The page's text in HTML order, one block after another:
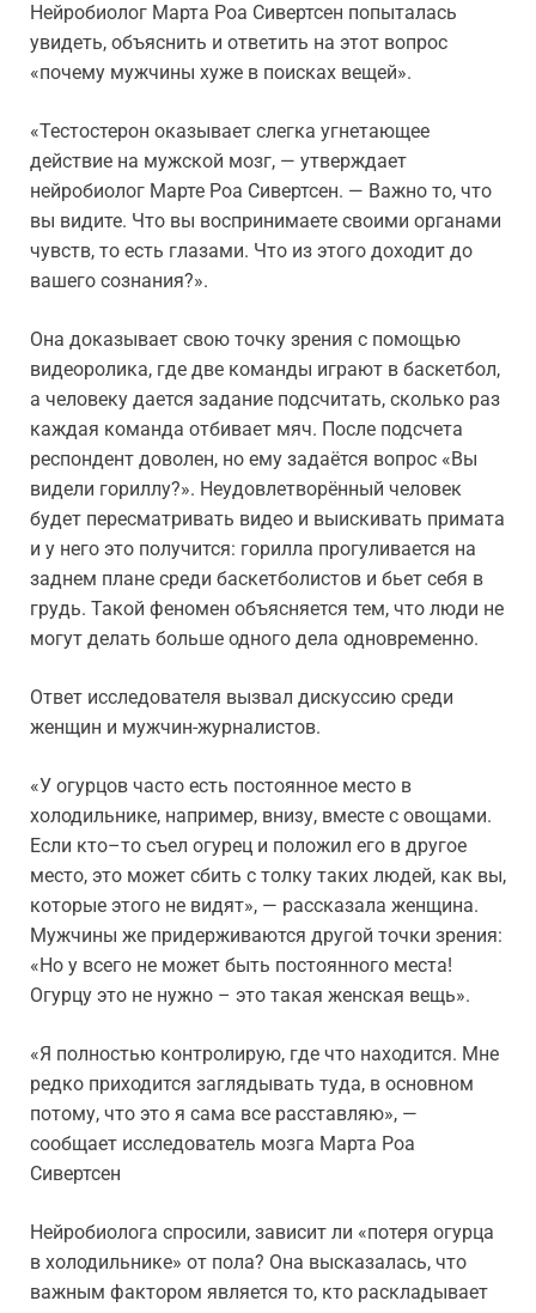
Нейробиолог Марта Роа Сивертсен попыталась
увидеть, объяснить и ответить на этот вопрос
«почему мужчины хуже в поисках вещей».
«Тестостерон оказывает слегка угнетающее
действие на мужской мозг, — утверждает
нейробиолог Марте Роа Сивертсен. — Важно то, что
вы видите. Что вы воспринимаете своими органами
чувств, то есть глазами. Что из этого доходит до
вашего сознания?».
Она доказывает свою точку зрения с помощью
видеоролика, где две команды играют в баскетбол,
а человеку дается задание подсчитать, сколько раз
каждая команда отбивает мяч. После подсчета
респондент доволен, но ему задаётся вопрос «Вы
видели гориллу?». Неудовлетворённый человек
будет пересматривать видео и выискивать примата
и у него это получится: горилла прогуливается на
заднем плане среди баскетболистов и бьет себя в
грудь. Такой феномен объясняется тем, что люди не
могут делать больше одного дела одновременно.
Ответ исследователя вызвал дискуссию среди
женщин и мужчин-журналистов.
«У огурцов часто есть постоянное место в
холодильнике, например, внизу, вместе с овощами.
Если кто–то съел огурец и положил его в другое
место, это может сбить с толку таких людей, как вы,
которые этого не видят», — рассказала женщина.
Мужчины же придерживаются другой точки зрения:
«Но у всего не может быть постоянного места!
Огурцу это не нужно – это такая женская вещь».
«Я полностью контролирую, где что находится. Мне
редко приходится заглядывать туда, в основном
потому, что это я сама все расставляю», —
сообщает исследователь мозга Марта Роа
Сивертсен
Нейробиолога спросили, зависит ли «потеря огурца
в холодильнике» от пола? Она высказалась, что
важным фактором является то, кто раскладывает